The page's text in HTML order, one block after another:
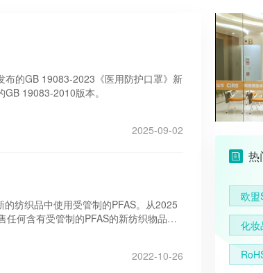
布的GB 19083-2023《医用防护口罩》新
19083-2010版本。
2025-09-02
纺织品中使用受管制的PFAS。从2025
何含有受管制的PFAS的新纺织物品。
2022-10-26
热
欧盟
化妆